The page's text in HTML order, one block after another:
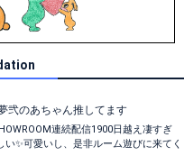
弐のあちゃん推してます
連続配信1900日越え凄すぎ
✨可愛いし、是非ルーム遊びに来てく